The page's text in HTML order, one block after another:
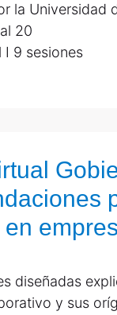
la Universidad
20
I 9 sesiones
diseñadas
y sus